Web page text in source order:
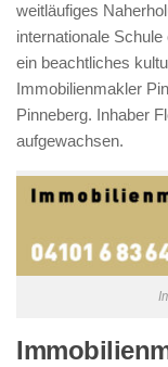
weitläufiges
internationale
ein beachtliches
Immobilienmakler
Pinneberg. Inhaber
aufgewachsen.